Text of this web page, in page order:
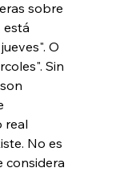
sobre
está
O
Sin
real
No es
considera